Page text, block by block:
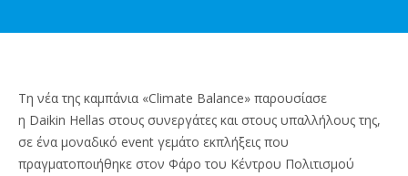
Τη νέα της καμπάνια «Climate Balance» παρουσίασε
η Daikin Hellas στους συνεργάτες και στους υπαλλήλους της,
σε ένα μοναδικό event γεμάτο εκπλήξεις που
πραγματοποιήθηκε στον Φάρο του Κέντρου Πολιτισμού